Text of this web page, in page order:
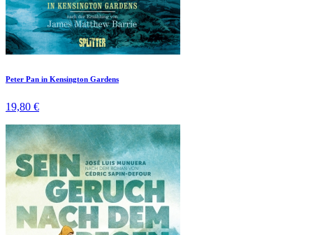
Peter Pan in Kensington Gardens
19,80 €